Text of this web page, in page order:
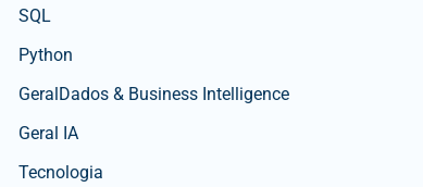
SQL
Python
GeralDados & Business Intelligence
Geral IA
Tecnologia